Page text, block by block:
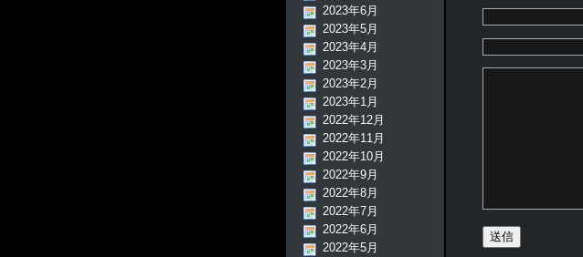
2023年6月
2023年5月
2023年4月
2023年3月
2023年2月
2023年1月
2022年12月
2022年11月
2022年10月
2022年9月
2022年8月
2022年7月
2022年6月
2022年5月